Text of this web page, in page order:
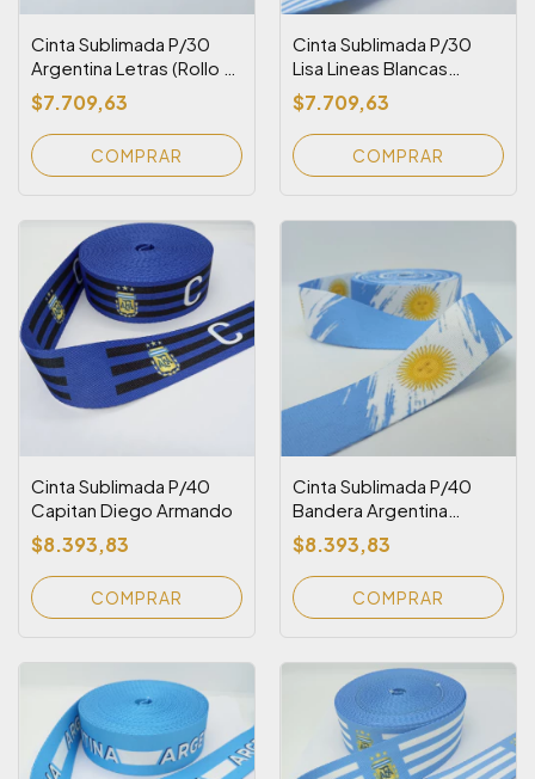
Cinta Sublimada P/30
Argentina Letras (Rollo x
10 metros)
$7.709,63
Cinta Sublimada P/30
Lisa Lineas Blancas
Fondo Celeste y Escudo
Afa (Rollo x 10 metros)
$7.709,63
Cinta Sublimada P/40
Capitan Diego Armando
$8.393,83
Cinta Sublimada P/40
Bandera Argentina
(Batik) con Sol (Rollo x 10
metros)
$8.393,83